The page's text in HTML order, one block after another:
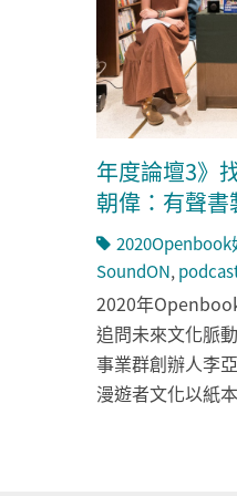
年度論壇3》
朝偉：有聲
2020Openbook
SoundON,
2020年
追問未來文化脈
事業群創辦人李
漫遊者文化以紙